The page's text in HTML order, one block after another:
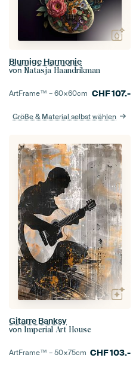
Blumige Harmonie
von Natasja Haandrikman
ArtFrame™ –60×60cm CHF107.-
Größe & Material selbst wählen
Gitarre Banksy
von Imperial Art House
ArtFrame™ –50×75cm CHF103.-